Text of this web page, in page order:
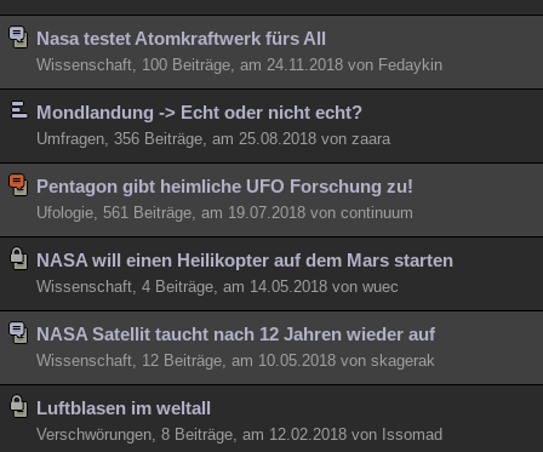
Nasa testet Atomkraftwerk fürs All
Wissenschaft, 100 Beiträge, am 24.11.2018 von Fedaykin
Mondlandung -> Echt oder nicht echt?
Umfragen, 356 Beiträge, am 25.08.2018 von zaara
Pentagon gibt heimliche UFO Forschung zu!
Ufologie, 561 Beiträge, am 19.07.2018 von continuum
NASA will einen Heilikopter auf dem Mars starten
Wissenschaft, 4 Beiträge, am 14.05.2018 von wuec
NASA Satellit taucht nach 12 Jahren wieder auf
Wissenschaft, 12 Beiträge, am 10.05.2018 von skagerak
Luftblasen im weltall
Verschwörungen, 8 Beiträge, am 12.02.2018 von Issomad